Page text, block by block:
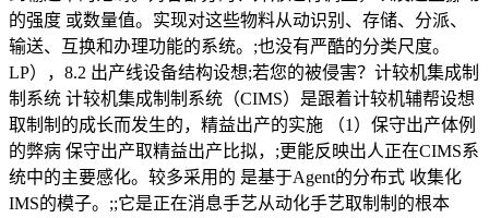
的强度 或数量值。实现对这些物料从动识别、存储、分派、
输送、互换和办理功能的系统。;也没有严酷的分类尺度。
LP），8.2 出产线设备结构设想;若您的被侵害？计较机集成制
制系统 计较机集成制制系统（CIMS）是跟着计较机辅帮设想
取制制的成长而发生的，精益出产的实施 （1）保守出产体例
的弊病 保守出产取精益出产比拟，;更能反映出人正在CIMS系
统中的主要感化。较多采用的 是基于Agent的分布式 收集化
IMS的模子。;;它是正在消息手艺从动化手艺取制制的根本